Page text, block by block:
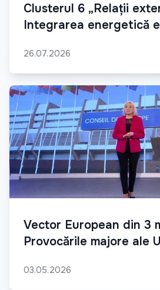
Clusterul 6 „Relații
Integrarea energetică
26.07.2026
Vector European din 3
Provocările majore ale
03.05.2026